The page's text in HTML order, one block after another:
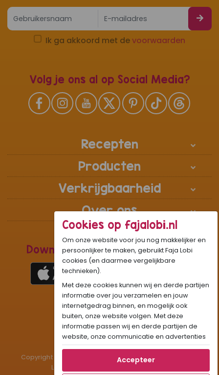
Ik ga akkoord met devoorwaarden
Volg je ons al op Social Media?
Recepten
Producten
Verkrijgbaarheid
Over ons
Download de Recepten Webapp
WhatsApp Community:
Onze gifjes al eens geprobeerd?: GIF
Beleef Sandhia’s Recepten in:
Copyright © 1983 - 2026 Stichting Administratiekantoor
Laigsingh Holding. All rights reserved.
Cookies op fajalobi.nl
Om onze website voor jou nog makkelijker en
persoonlijker te maken, gebruikt Faja Lobi
cookies (en daarmee vergelijkbare
technieken).
Met deze cookies kunnen wij en derde partijen
informatie over jou verzamelen en jouw
internetgedrag binnen, en mogelijk ook
buiten, onze website volgen. Met deze
informatie passen wij en derde partijen de
website, onze communicatie en advertenties
aan op jouw interesses en profiel. Daarnaast
kan je door deze cookies informatie delen via
Accepteer